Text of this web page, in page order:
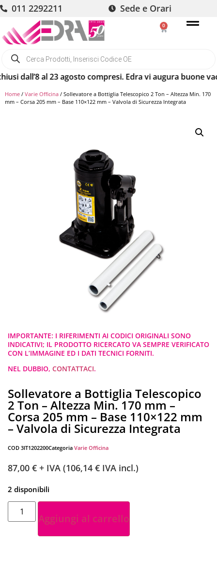
011 2292211 Sede e Orari
0
dall’8 al 23 agosto compresi. Edra vi augura buone
Home / Varie Officina / Sollevatore a Bottiglia Telescopico 2 Ton – Altezza Min. 170
mm – Corsa 205 mm – Base 110×122 mm – Valvola di Sicurezza Integrata
IMPORTANTE: I RIFERIMENTI AI CODICI ORIGINALI SONO
INDICATIVI; IL PRODOTTO RICERCATO VA SEMPRE VERIFICATO
CON L’IMMAGINE ED I DATI TECNICI FORNITI.
NEL DUBBIO, CONTATTACI.
Sollevatore a Bottiglia Telescopico
2 Ton – Altezza Min. 170 mm –
Corsa 205 mm – Base 110×122 mm
– Valvola di Sicurezza Integrata
COD 3IT1202200Categoria Varie Officina
87,00 € + IVA (106,14 € IVA incl.)
2 disponibili
Aggiungi al carrello